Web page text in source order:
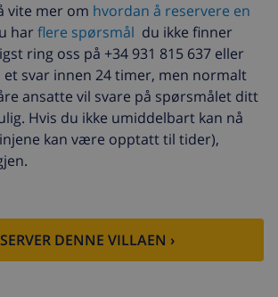
USD 8,80 per person ,
betales ved ankomst
USD 113,75
basert på energiforbruk
(USD 52,77/HOUR)
4.80% av totalbeløp
vite mer om hvordan å reservere en
har flere spørsmål du ikke finner
ring oss på +34 931 815 637 eller
et svar innen 24 timer, men normalt
ansatte vil svare på spørsmålet ditt
Hvis du ikke umiddelbart kan nå
kan være opptatt til tider),
DENNE VILLAEN ›